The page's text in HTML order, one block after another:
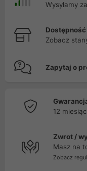
Wysyłamy
Zobacz
Zapytaj o
12
Zwrot /
Masz na
Zobacz